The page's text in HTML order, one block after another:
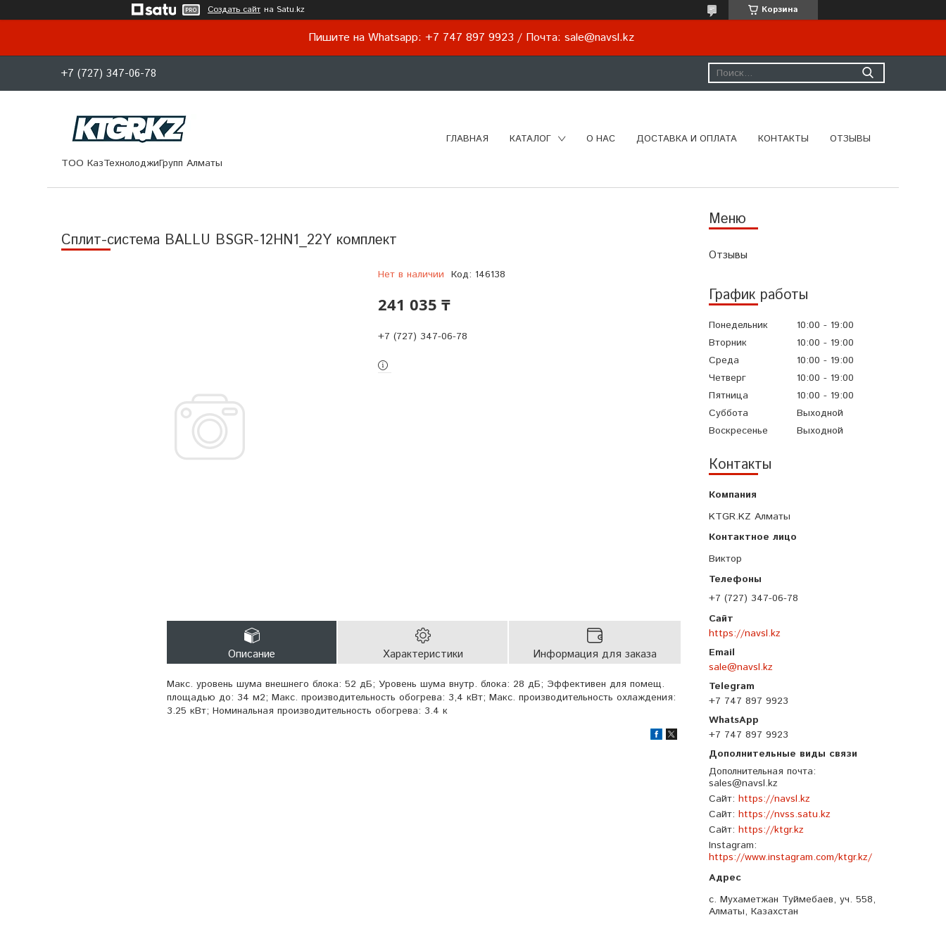
Создать сайт на Satu.kz Корзина
Пишите на Whatsapp: +7 747 897 9923 / Почта: sale@navsl.kz
+7 (727) 347-06-78
ТОО КазТехнолоджиГрупп Алматы
ГЛАВНАЯ КАТАЛОГ О НАС ДОСТАВКА И ОПЛАТА КОНТАКТЫ ОТЗЫВЫ
Отзывы
График работы
Понедельник 10:00
19:00
Вторник
10:00
19:00
Среда
10:00
19:00
Четверг
10:00
19:00
Пятница
10:00
19:00
Суббота
Выходной
Воскресенье
Выходной
Контакты
KTGR.KZ Алматы
Виктор
+7 (727) 347-06-78
https://navsl.kz
sale@navsl.kz
+7 747 897 9923
+7 747 897 9923
Дополнительная почта
sales@navsl.kz
Сайт https://navsl.kz
Сайт https://nvss.satu.kz
Сайт https://ktgr.kz
Instagram
https://www.instagram.com/ktgr.kz/
с. Мухаметжан Туймебаев, уч. 558,
Алматы, Казахстан
Сплит-система BALLU BSGR-12HN1_22Y комплект
Нет в наличии Код: 146138
241 035 ₸
+7 (727) 347-06-78
Описание Характеристики Информация для заказа
Макс. уровень шума внешнего блока: 52 дБ; Уровень шума внутр. блока: 28 дБ; Эффективен для помещ.
площадью до: 34 м2; Макс. производительность обогрева: 3,4 кВт; Макс. производительность охлаждения:
3.25 кВт; Номинальная производительность обогрева: 3.4 к